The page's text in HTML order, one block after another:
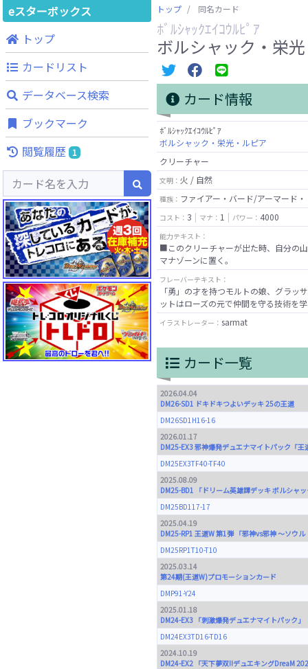
eスターボックス
トップ
カードリスト
データベース検索
ブックマーク
閲覧履歴
1
トップ 同名カード
ﾎﾞﾙｼｬｯｸｴｲｺｳﾙﾋﾟｱ
ボルシャック・栄
カード情報
ﾎﾞﾙｼｬｯｸｴｲｺｳﾙﾋﾟｱ
ボルシャック・栄光・ルピア
クリーチャー
文明： 火 / 自然
種族： ファイアー・バード/アーマード
コスト： 3 マナ： 1 パワー： 4000
能力テキスト：
■このクリーチャーが出た時、自分の
マナゾーンに置く。
フレーバーテキスト：
「勇」の才を持つモルトの娘、グラ
ットはローズの元で仲間を守る技術を
イラストレーター： sarmat
カード一覧
2026.04.04
DM26-SD1 ドキドキつよいデッキ 25の王道
DM26SD1H16-16
2026.01.17
DM25-EX3 邪神爆発デュエナマイトパック「王
DM25EX3TF40-TF40
2025.08.09
DM25-BD1 「ドリーム英雄譚デッキ ボルシャ
DM25BD117-17
2025.04.19
DM25-RP1 王道W 第1弾 「邪神vs邪神 ～ソウ
DM25RP1T10-T10
2025.03.14
第24期(王道W)プロモーションカード
DMP91-Y24
2025.01.18
DM24-EX3 「刺激爆発デュエナマイトパック」
DM24EX3TD16-TD16
2024.10.19
DM24-EX2 「天下夢双!!デュエキングDreaM